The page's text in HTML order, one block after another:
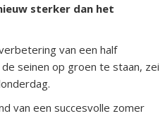
sterker dan het
van een half
seinen op groen te staan, zei
van een succesvolle zomer